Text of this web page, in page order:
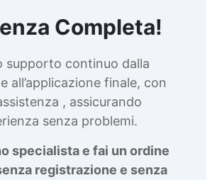
Completa!
supporto continuo dalla
all’applicazione finale, con
, assicurando
senza problemi.
specialista e fai un ordine
registrazione e senza